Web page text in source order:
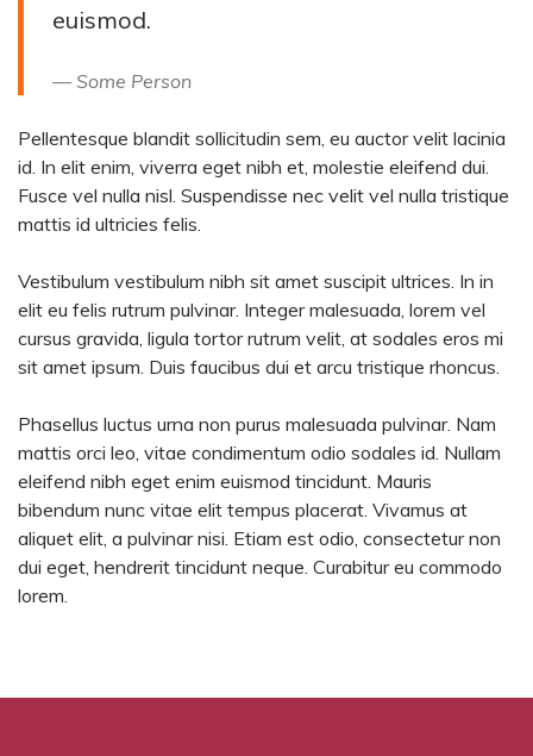
euismod.
Some Person
Pellentesque blandit sollicitudin sem, eu auctor velit lacinia
id. In elit enim, viverra eget nibh et, molestie eleifend dui.
Fusce vel nulla nisl. Suspendisse nec velit vel nulla tristique
mattis id ultricies felis.
Vestibulum vestibulum nibh sit amet suscipit ultrices. In in
elit eu felis rutrum pulvinar. Integer malesuada, lorem vel
cursus gravida, ligula tortor rutrum velit, at sodales eros mi
sit amet ipsum. Duis faucibus dui et arcu tristique rhoncus.
Phasellus luctus urna non purus malesuada pulvinar. Nam
mattis orci leo, vitae condimentum odio sodales id. Nullam
eleifend nibh eget enim euismod tincidunt. Mauris
bibendum nunc vitae elit tempus placerat. Vivamus at
aliquet elit, a pulvinar nisi. Etiam est odio, consectetur non
dui eget, hendrerit tincidunt neque. Curabitur eu commodo
lorem.